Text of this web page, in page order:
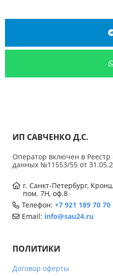
ИП САВЧЕНКО Д.С.
Оператор включен в
данных №11553/55 от
г. Санкт-Петербург,
пом. 7Н, оф.8
Телефон: +7 921 189 70 70
Email: info@sau24.ru
ПОЛИТИКИ
Договор оферты